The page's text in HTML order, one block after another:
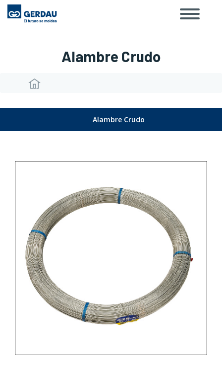
Skip
Toggle
Alambre Crudo
Breadcrumb
Alambre Crudo